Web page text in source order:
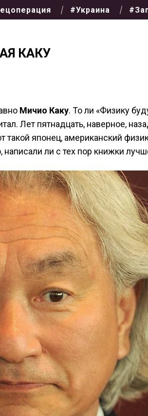
#Украина
КАКУ
Мичио Каку. То ли «Физику
Лет пятнадцать, наверное,
такой японец, американский
ли с тех пор книжки